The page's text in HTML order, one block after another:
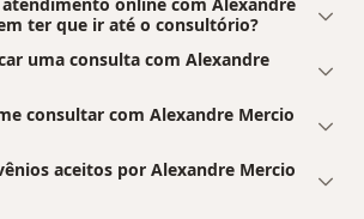
atendimento online com Alexandre
ter que ir até o consultório?
uma consulta com Alexandre
consultar com Alexandre Mercio
aceitos por Alexandre Mercio